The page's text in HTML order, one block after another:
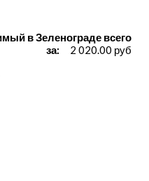
в Зеленограде всего
за:
2 020.00 руб